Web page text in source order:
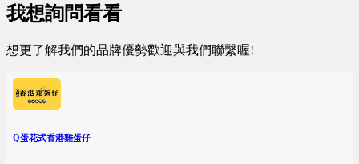
我想詢問看看
想更了解我們的品牌優勢歡迎與我們聯繫喔!